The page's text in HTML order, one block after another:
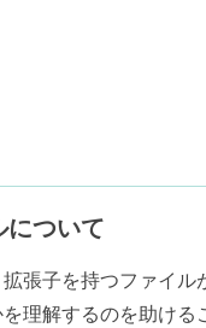
について
張子を持つファイル
理解するのを助ける